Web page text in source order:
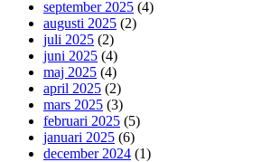
september 2025 (4)
augusti 2025 (2)
juli 2025 (2)
juni 2025 (4)
maj 2025 (4)
april 2025 (2)
mars 2025 (3)
februari 2025 (5)
januari 2025 (6)
december 2024 (1)